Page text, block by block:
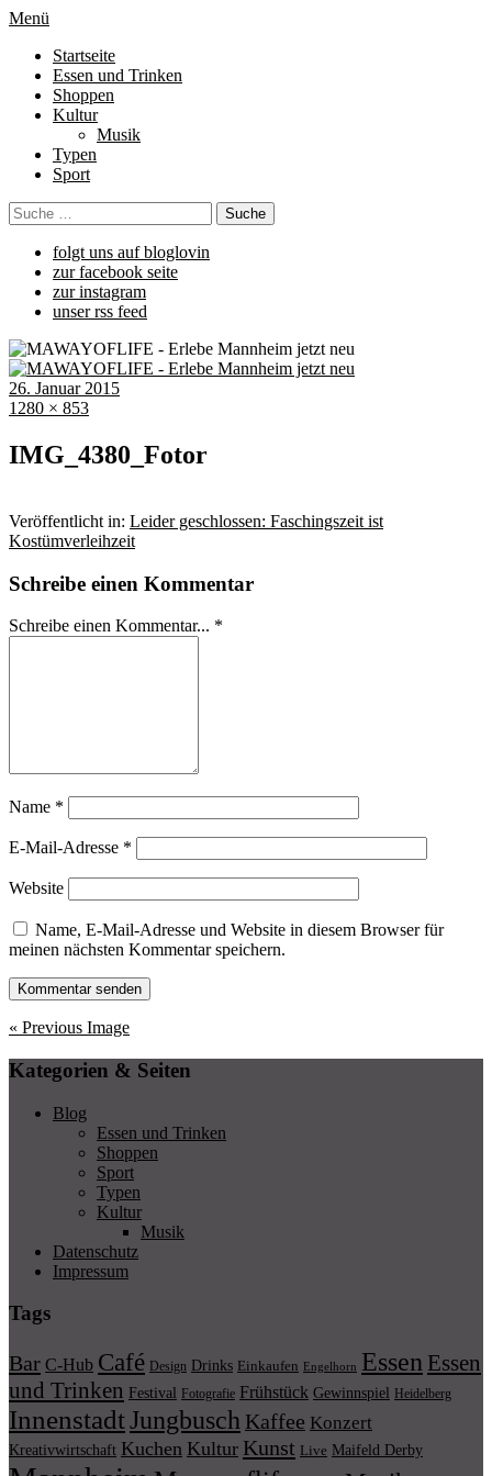
Menü
Startseite
Essen und Trinken
Shoppen
Kultur
Musik
Typen
Sport
folgt uns auf bloglovin
zur facebook seite
zur instagram
unser rss feed
26. Januar 2015
1280 × 853
IMG_4380_Fotor
Veröffentlicht in: Leider geschlossen: Faschingszeit ist
Kostümverleihzeit
Schreibe einen Kommentar
Schreibe einen Kommentar... *
Name *
E-Mail-Adresse *
Website
Name, E-Mail-Adresse und Website in diesem Browser für
meinen nächsten Kommentar speichern.
« Previous Image
Kategorien & Seiten
Blog
Essen und Trinken
Shoppen
Sport
Typen
Kultur
Musik
Datenschutz
Impressum
Tags
Bar C-Hub Café Design Drinks Einkaufen Engelhorn Essen Essen
und Trinken Festival Fotografie Frühstück Gewinnspiel Heidelberg
InnenstadtJungbusch Kaffee Konzert
Kreativwirtschaft Kuchen Kultur Kunst Live Maifeld Derby